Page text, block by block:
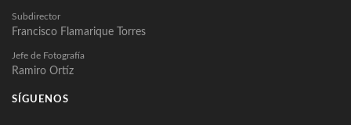
Subdirector
Francisco Flamarique Torres
Jefe de Fotografía
Ramiro Ortíz
SÍGUENOS